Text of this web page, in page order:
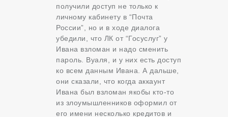
получили доступ не только к
личному кабинету в “Почта
России”, но и в ходе диалога
убедили, что ЛК от “Госуслуг” у
Ивана взломан и надо сменить
пароль. Вуаля, и у них есть доступ
ко всем данным Ивана. А дальше,
они сказали, что когда аккаунт
Ивана был взломан якобы кто-то
из злоумышленников оформил от
его имени несколько кредитов и